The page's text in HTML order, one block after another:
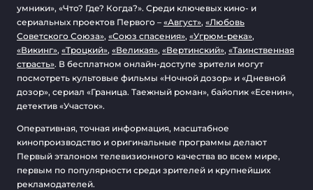
умники», «Что? Где? Когда?». Среди ключевых кино- и
сериальных проектов Первого – «Август», «Любовь
Советского Союза», «Союз спасения», «Угрюм-река»,
«Викинг», «Троцкий», «Великая», «Вертинский», «Таинственная
страсть». В бесплатном онлайн-доступе зрители могут
посмотреть культовые фильмы «Ночной дозор» и «Дневной
дозор», сериал «Граница. Таежный роман», байопик «Есенин»,
детектив «Участок».
Оперативная, точная информация, масштабное
кинопроизводство и оригинальные программы делают
Первый эталоном телевизионного качества во всем мире,
первым по популярности среди зрителей и крупнейших
рекламодателей.